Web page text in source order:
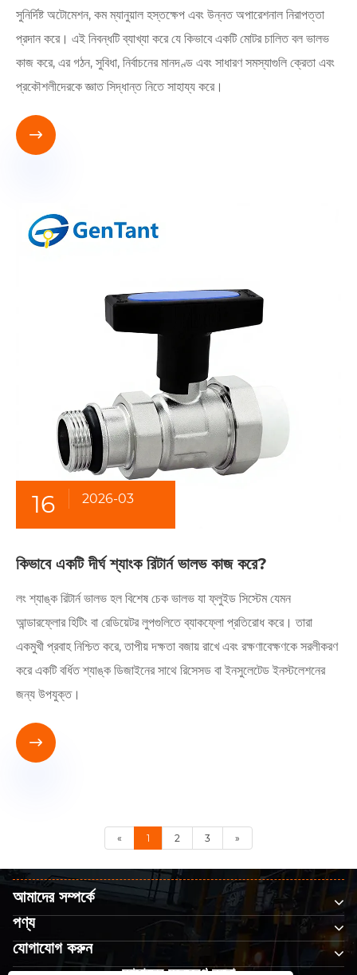
সুনির্দিষ্ট অটোমেশন, কম ম্যানুয়াল হস্তক্ষেপ এবং উন্নত অপারেশনাল নিরাপত্তা
প্রদান করে। এই নিবন্ধটি ব্যাখ্যা করে যে কিভাবে একটি মোটর চালিত বল ভালভ
কাজ করে, এর গঠন, সুবিধা, নির্বাচনের মানদণ্ড এবং সাধারণ সমস্যাগুলি ক্রেতা এবং
প্রকৌশলীদেরকে জ্ঞাত সিদ্ধান্ত নিতে সাহায্য করে।

16 2026-03
কিভাবে একটি দীর্ঘ শ্যাংক রিটার্ন ভালভ কাজ করে?
লং শ্যাঙ্ক রিটার্ন ভালভ হল বিশেষ চেক ভালভ যা ফ্লুইড সিস্টেম যেমন
আন্ডারফ্লোর হিটিং বা রেডিয়েটর লুপগুলিতে ব্যাকফ্লো প্রতিরোধ করে। তারা
একমুখী প্রবাহ নিশ্চিত করে, তাপীয় দক্ষতা বজায় রাখে এবং রক্ষণাবেক্ষণকে সরলীকরণ
করে একটি বর্ধিত শ্যাঙ্ক ডিজাইনের সাথে রিসেসড বা ইনসুলেটেড ইনস্টলেশনের
জন্য উপযুক্ত।

« 1 2 3 »
আমাদের সম্পর্কে
পণ্য
যোগাযোগ করুন